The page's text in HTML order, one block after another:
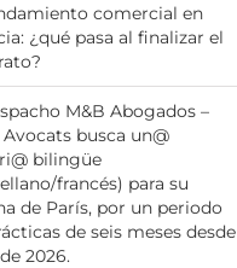
comercial en
¿qué pasa al finalizar el
M&B Abogados –
Avocats busca un@
bilingüe
francés) para su
de París, por un periodo
de seis meses desde
2026.